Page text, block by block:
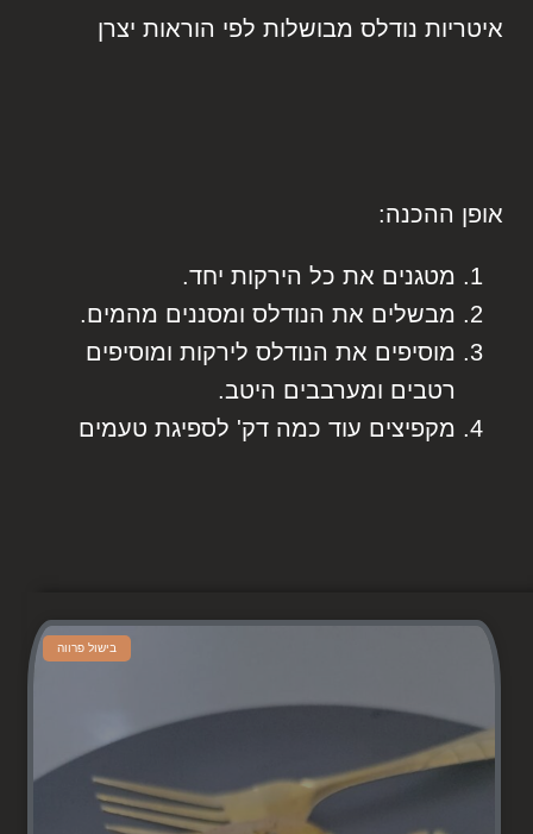
איטריות נודלס מבושלות לפי הוראות יצרן
אופן ההכנה:
מטגנים את כל הירקות יחד.
מבשלים את הנודלס ומסננים מהמים.
מוסיפים את הנודלס לירקות ומוסיפים
רטבים ומערבבים היטב.
מקפיצים עוד כמה דק' לספיגת טעמים
בישול פרווה